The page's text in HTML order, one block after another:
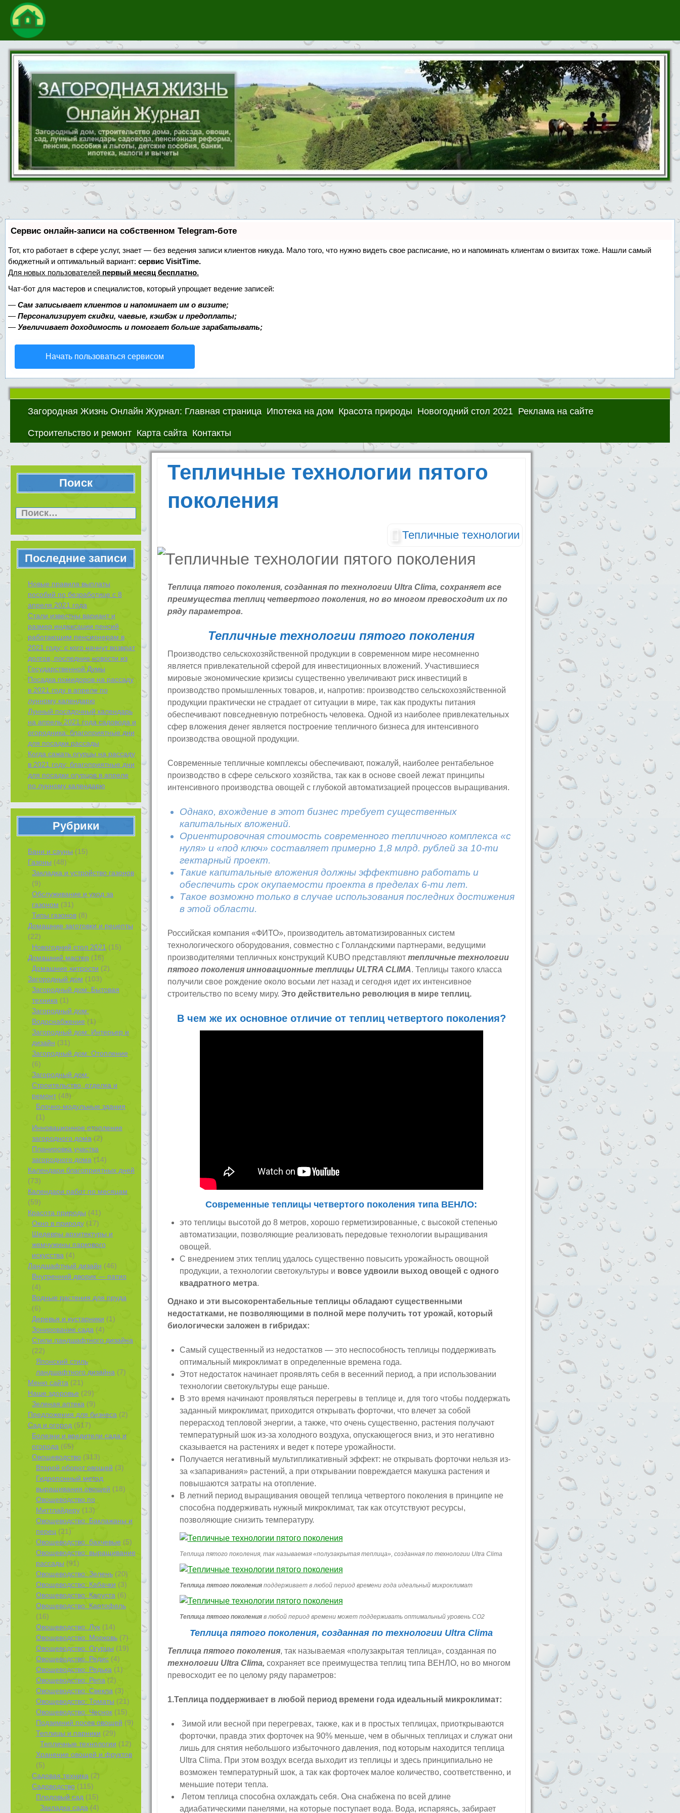
Сервис онлайн-записи на собственном Telegram-боте
Тот, кто работает в сфере услуг, знает — без ведения записи клиентов никуда. Мало того, что нужно видеть свое расписание, но и напоминать клиентам о визитах тоже. Нашли самый
бюджетный и оптимальный вариант: сервис VisitTime.
Для новых пользователей первый месяц бесплатно.
Чат-бот для мастеров и специалистов, который упрощает ведение записей:
— Сам записывает клиентов и напоминает им о визите;
— Персонализирует скидки, чаевые, кэшбэк и предоплаты;
— Увеличивает доходимость и помогает больше зарабатывать;
Начать пользоваться сервисом
Загородная Жизнь Онлайн Журнал: Главная страница Ипотека на дом Красота природы Новогодний стол 2021 Реклама на сайте
Строительство и ремонт Карта сайта Контакты
Поиск
Последние записи
Новые правила выплаты
пособий по безработице с 8
апреля 2021 года
Стали известны вариант и
размер индексации пенсий
работающим пенсионерам в
2021 году: с кого начнут возврат
долгов, последние новости из
Государственной Думы
Посадка помидоров на рассаду
в 2021 году в апреле по
лунному календарю
Лунный посадочный календарь
на апрель 2021 года садовода и
огородника: благоприятные дни
для посадки рассады
Когда сажать огурцы на рассаду
в 2021 году: благоприятные дни
для посадки огурцов в апреле
по лунному календарю
Рубрики
Бани и сауны (15)
Газоны (48)
Закладка и устройство газонов
(9)
Обслуживание и уход за
газоном (31)
Типы газонов (8)
Домашние заготовки и рецепты
(22)
Новогодний стол 2021 (15)
Домашний мастер (16)
Домашние хитрости (2)
Загородный дом (103)
Загородный дом: Бытовая
техника (1)
Загородный дом:
Водоснабжение (1)
Загородный дом: Интерьер и
дизайн (31)
Загородный дом: Отопление
(6)
Загородный дом:
Строительство, отделка и
ремонт(48)
Блочно-модульные здания
(1)
Инновационное отопление
загородного дома (2)
Планировка участка
загородного дома (14)
Календари благоприятных дней
(73)
Календари работ по месяцам
(59)
Красота природы (41)
Окно в природу (17)
Шедевры архитектуры и
жемчужины паркового
искусства (4)
Ландшафтный дизайн (46)
Внутренний дворик — патио
(4)
Водные растения для пруда
(6)
Деревья и кустарники (1)
Зонирование сада (4)
Стили ландшафтного дизайна
(22)
Японский стиль
ландшафтного дизайна (7)
Меню сайта (21)
Наше здоровье (29)
Зеленая аптека (9)
Предложения для бизнеса (2)
Сад и огород (517)
Болезни и вредители сада и
огорода (65)
Овощеводство (313)
Второй оборот овощей (3)
Гидропонный метод
выращивания овощей (18)
Овощеводство по
Миттлайдеру (13)
Овощеводство: Баклажаны и
перец (21)
Овощеводство: бахчевые (5)
Овощеводство: выращивание
рассады (91)
Овощеводство: Зелень (20)
Овощеводство: Кабачки (3)
Овощеводство: Капуста (6)
Овощеводство: Картофель
(16)
Овощеводство: Лук (14)
Овощеводство: Морковь (7)
Овощеводство: Огурцы (19)
Овощеводство: Редис (4)
Овощеводство: Редька (1)
Овощеводство: Репа (2)
Овощеводство: Свекла (3)
Овощеводство: Томаты (21)
Овощеводство: Чеснок (15)
Подзимний посев овощей (9)
Теплицы и парники (29)
Тепличные технологии (12)
Хранение овощей и фруктов
(5)
Садовая техника (2)
Садоводство (115)
Плодовый сад (15)
Закладка сада (4)
Тепличные технологии пятого
поколения
Тепличные технологии
Теплица пятого поколения, созданная по технологии Ultra Clima, сохраняет все
преимущества теплиц четвертого поколения, но во многом превосходит их по
ряду параметров.
Тепличные технологии пятого поколения
Производство сельскохозяйственной продукции в современном мире несомненно
является привлекательной сферой для инвестиционных вложений. Участившиеся
мировые экономические кризисы существенно увеличивают риск инвестиций в
производство промышленных товаров, и, напротив: производство сельскохозяйственной
продукции практически не страдает от ситуации в мире, так как продукты питания
обеспечивают повседневную потребность человека. Одной из наиболее привлекательных
сфер вложения денег является построение тепличного бизнеса для интенсивного
производства овощной продукции.
Современные тепличные комплексы обеспечивают, пожалуй, наиболее рентабельное
производство в сфере сельского хозяйства, так как в основе своей лежат принципы
интенсивного производства овощей с глубокой автоматизацией процессов выращивания.
Однако, вхождение в этот бизнес требует существенных
капитальных вложений.
Ориентировочная стоимость современного тепличного комплекса «с
нуля» и «под ключ» составляет примерно 1,8 млрд. рублей за 10-ти
гектарный проект.
Такие капитальные вложения должны эффективно работать и
обеспечить срок окупаемости проекта в пределах 6-ти лет.
Такое возможно только в случае использования последних достижения
в этой области.
Российская компания «ФИТО», производитель автоматизированных систем
технологического оборудования, совместно с Голландскими партнерами, ведущими
производителями тепличных конструкций KUBO представляют тепличные технологии
пятого поколения инновационные теплицы ULTRA CLIMA. Теплицы такого класса
получили свое рождение около восьми лет назад и сегодня идет их интенсивное
строительство по всему миру. Это действительно революция в мире теплиц.
В чем же их основное отличие от теплиц четвертого поколения?
Современные теплицы четвертого поколения типа ВЕНЛО:
это теплицы высотой до 8 метров, хорошо герметизированные, с высокой степенью
автоматизации, позволяющие реализовать передовые технологии выращивания
овощей.
С внедрением этих теплиц удалось существенно повысить урожайность овощной
продукции, а технологии светокультуры и вовсе удвоили выход овощей с одного
квадратного метра.
Однако и эти высокорентабельные теплицы обладают существенными
недостатками, не позволяющими в полной мере получить тот урожай, который
биологически заложен в гибридах:
Самый существенный из недостатков — это неспособность теплицы поддерживать
оптимальный микроклимат в определенные времена года.
Этот недостаток начинает проявлять себя в весенний период, а при использовании
технологии светокультуры еще раньше.
В это время начинают проявляться перегревы в теплице и, для того чтобы поддержать
заданный микроклимат, приходится открывать форточки, что влечет за собой
перерасход тепловой энергии, а также, что очень существенно, растения получают
температурный шок из-за холодного воздуха, опускающегося вниз, и это негативно
сказывается на растениях и ведет к потере урожайности.
Получается негативный мультипликативный эффект: не открывать форточки нельзя из-
за «запаривания» растений, а при открывании повреждается макушка растения и
повышаются затраты на отопление.
В летний период выращивания овощей теплица четвертого поколения в принципе не
способна поддерживать нужный микроклимат, так как отсутствуют ресурсы,
позволяющие снизить температуру.
Теплица пятого поколения, так называемая «полузакрытая теплица», созданная по технологии Ultra Clima
Теплица пятого поколения поддерживает в любой период времени года идеальный микроклимат
Теплица пятого поколенияв любой период времени может поддерживать оптимальный уровень СО2
Теплица пятого поколения, созданная по технологии Ultra Clima
Теплица пятого поколения, так называемая «полузакрытая теплица», созданная по
технологии Ultra Clima, сохраняет все преимущества теплиц типа ВЕНЛО, но во многом
превосходит ее по целому ряду параметров:
1.Теплица поддерживает в любой период времени года идеальный микроклимат:
Зимой или весной при перегревах, также, как и в простых теплицах, приоткрываются
форточки, правда этих форточек на 90% меньше, чем в обычных теплицах и служат они
лишь для снятия небольшого избыточного давления, под которым находится теплица
Ultra Clima. При этом воздух всегда выходит из теплицы и здесь принципиально не
возможен температурный шок, а так как форточек малое количество, соответственно, и
меньшие потери тепла.
Летом теплица способна охлаждать себя. Она снабжена по всей длине
адиабатическими панелями, на которые поступает вода. Вода, испаряясь, забирает